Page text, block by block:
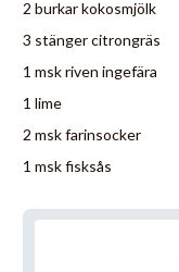
2 burkar kokosmjölk
3 stänger citrongräs
1 msk riven ingefära
1 lime
2 msk farinsocker
1 msk fisksås